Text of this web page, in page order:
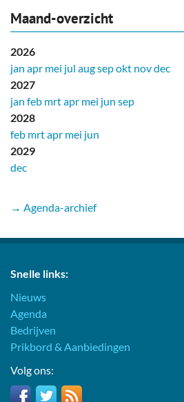
Maand-overzicht
2026
jan apr mei jul augsepokt novdec
2027
jan feb mrtapr mei jun sep
2028
feb mrtapr mei jun
2029
dec
→ Agenda-archief
Snelle links:
Nieuws
Agenda
Bedrijven
Prikbord & Aanbiedingen
Volg ons: